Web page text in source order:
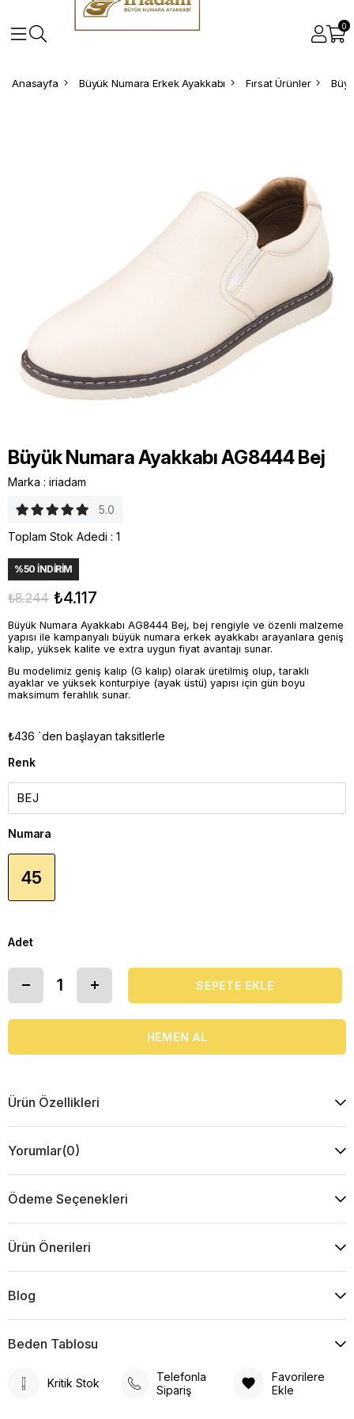
0
Anasayfa Büyük Numara Erkek Ayakkabı Fırsat Ürünler
Büyük Numara Ayakkabı AG8444 Bej
Marka : iriadam
5.0
Toplam Stok Adedi : 1
%50 İNDIRIM
₺8.244 ₺4.117
Büyük Numara Ayakkabı AG8444 Bej, bej rengiyle ve özenli malzeme
yapısı ile kampanyalı büyük numara erkek ayakkabı arayanlara geniş
kalıp, yüksek kalite ve extra uygun fiyat avantajı sunar.
Bu modelimiz geniş kalıp (G kalıp) olarak üretilmiş olup, taraklı
ayaklar ve yüksek konturpiye (ayak üstü) yapısı için gün boyu
maksimum ferahlık sunar.
₺436 `den başlayan taksitlerle
Renk
Numara
45
Adet
Ürün Özellikleri
Yorumlar(0)
Ödeme Seçenekleri
Ürün Önerileri
Blog
Beden Tablosu
Kritik Stok
Telefonla
Sipariş
Favorilere
Ekle